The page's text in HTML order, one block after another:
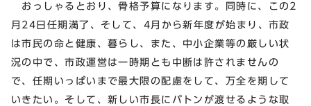
おっしゃるとおり、骨格予算になります。同時に、この2
月24日任期満了、そして、4月から新年度が始まり、市政
は市民の命と健康、暮らし、また、中小企業等の厳しい状
況の中で、市政運営は一時期とも中断は許されませんの
で、任期いっぱいまで最大限の配慮をして、万全を期して
いきたい。そして、新しい市長にバトンが渡せるような取